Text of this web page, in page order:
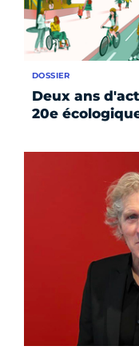
Deux ans
20e
DOSSIER